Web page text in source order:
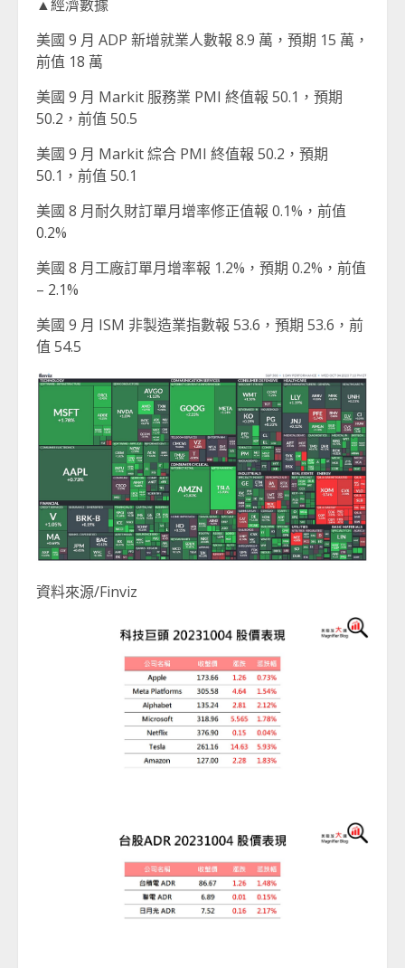
▲經濟數據
美國 9 月 ADP 新增就業人數報 8.9 萬，預期 15 萬，
前值 18 萬
美國 9 月 Markit 服務業 PMI 終值報 50.1，預期
50.2，前值 50.5
美國 9 月 Markit 綜合 PMI 終值報 50.2，預期
50.1，前值 50.1
美國 8 月耐久財訂單月增率修正值報 0.1%，前值
0.2%
美國 8 月工廠訂單月增率報 1.2%，預期 0.2%，前值
– 2.1%
美國 9 月 ISM 非製造業指數報 53.6，預期 53.6，前
值 54.5
資料來源/Finviz